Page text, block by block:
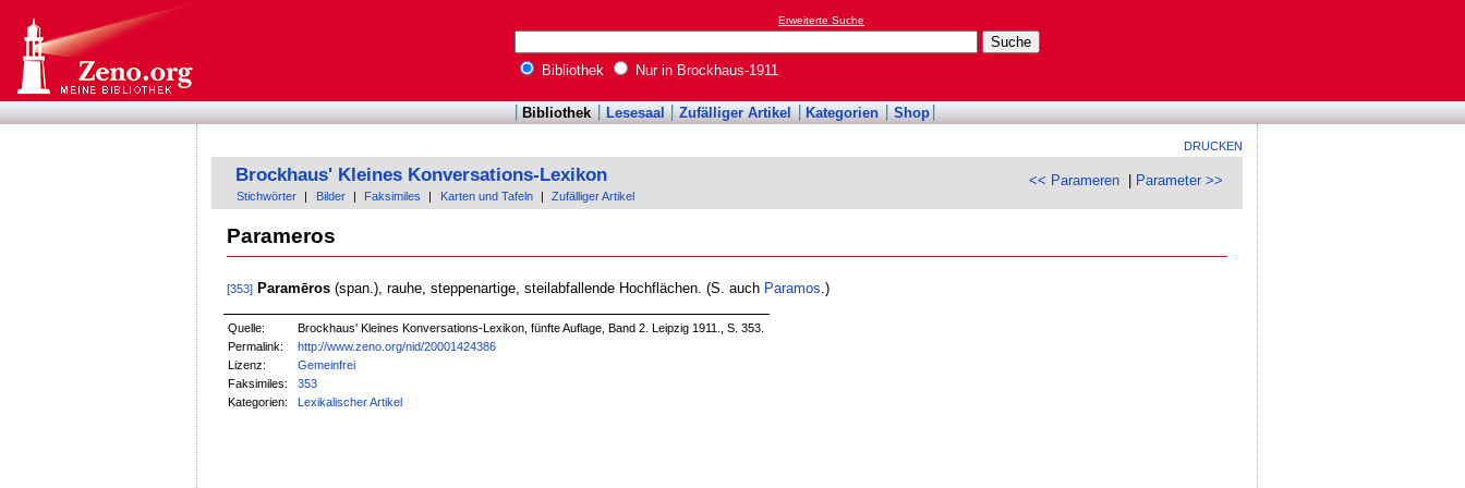
Erweiterte Suche
Bibliothek Nur in Brockhaus-1911
Bibliothek Lesesaal Zufälliger Artikel Kategorien Shop
DRUCKEN
<< Parameren Parameter >>
Brockhaus' Kleines Konversations-Lexikon
Stichwörter Bilder Faksimiles Karten und Tafeln Zufälliger Artikel
Parameros
[353] Paramēros(span.), rauhe, steppenartige, steilabfallende Hochflächen. (S. auch Paramos .)
Quelle:
Brockhaus' Kleines Konversations-Lexikon, fünfte Auflage, Band 2. Leipzig 1911., S. 353.
Permalink:
http://www.zeno.org/nid/20001424386
Lizenz:
Gemeinfrei
Faksimiles:
353
Kategorien:
Lexikalischer Artikel